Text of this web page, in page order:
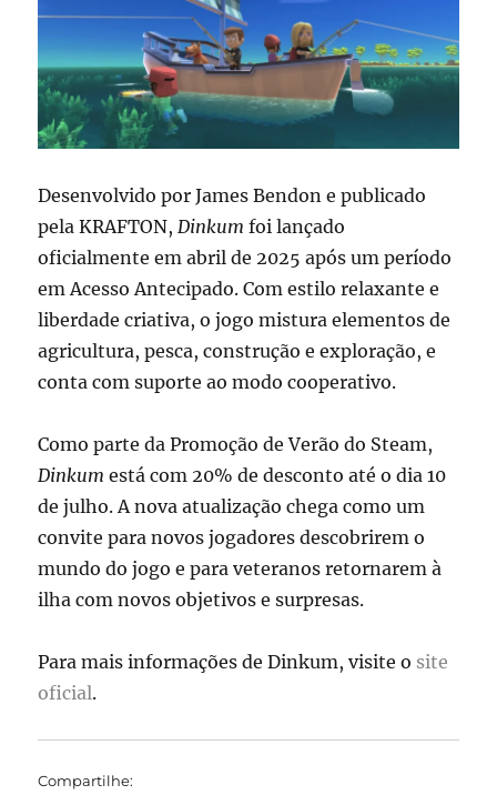
Desenvolvido por James Bendon e publicado
pela KRAFTON,Dinkum foi lançado
oficialmente em abril de 2025 após um período
em Acesso Antecipado. Com estilo relaxante e
liberdade criativa, o jogo mistura elementos de
agricultura, pesca, construção e exploração, e
conta com suporte ao modo cooperativo.
Como parte da Promoção de Verão do Steam,
Dinkum está com 20% de desconto até o dia 10
de julho. A nova atualização chega como um
convite para novos jogadores descobrirem o
mundo do jogo e para veteranos retornarem à
ilha com novos objetivos e surpresas.
Para mais informações de Dinkum, visite o site
oficial.
Compartilhe: